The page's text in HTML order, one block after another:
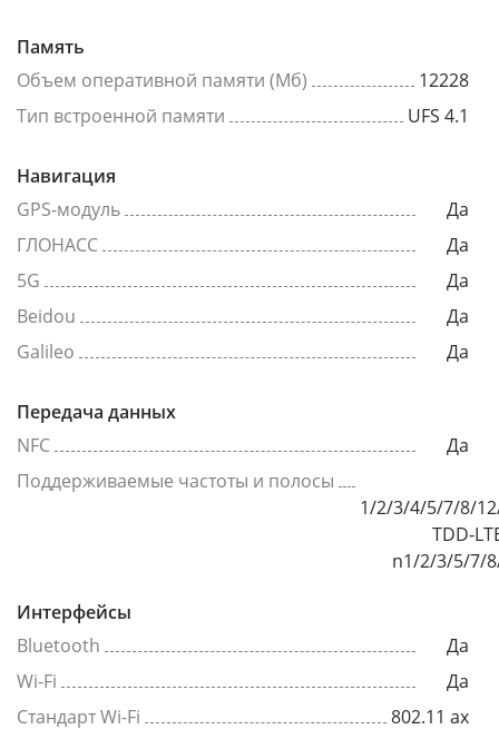
Память
Объем оперативной памяти (Мб)
12228
Тип встроенной памяти
UFS 4.1
Навигация
GPS-модуль
Да
ГЛОНАСС
Да
5G
Да
Beidou
Да
Galileo
Да
Передача данных
NFC
Да
Поддерживаемые частоты и полосы
1/2/3/4/5/7/8/
TDD-
n1/2/3/5/7/
Интерфейсы
Bluetooth
Да
Wi-Fi
Да
Стандарт Wi-Fi
802.11 ax